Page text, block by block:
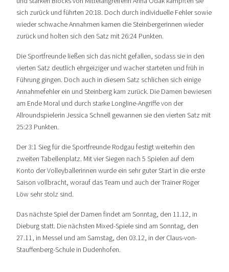
sich zurück und führten 20:18. Doch durch individuelle Fehler sowie
wieder schwache Annahmen kamen die Steinbergerinnen wieder
zurück und holten sich den Satz mit 26:24 Punkten.
Die Sportfreunde ließen sich das nicht gefallen, sodass sie in den
vierten Satz deutlich ehrgeiziger und wacher starteten und früh in
Führung gingen. Doch auch in diesem Satz schlichen sich einige
Annahmefehler ein und Steinberg kam zurück. Die Damen bewiesen
am Ende Moral und durch starke Longline-Angriffe von der
Allroundspielerin Jessica Schnell gewannen sie den vierten Satz mit
25:23 Punkten.
Der 3:1 Sieg für die Sportfreunde Rodgau festigt weiterhin den
zweiten Tabellenplatz. Mit vier Siegen nach 5 Spielen auf dem
Konto der Volleyballerinnen wurde ein sehr guter Start in die erste
Saison vollbracht, worauf das Team und auch der Trainer Roger
Löw sehr stolz sind.
Das nächste Spiel der Damen findet am Sonntag, den 11.12, in
Dieburg statt. Die nächsten Mixed-Spiele sind am Sonntag, den
27.11, in Messel und am Samstag, den 03.12, in der Claus-von-
Stauffenberg-Schule in Dudenhofen.